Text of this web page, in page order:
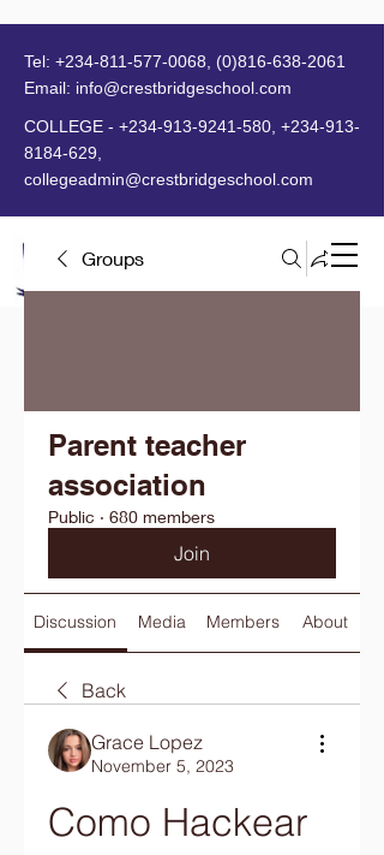
MENU
Tel: +234-811-577-0068
(0)816-638-2061
Email: info@crestbridgeschool.com
COLLEGE - +234-913-9241-580 +234-913-
8184-629
collegeadmin@crestbridgeschool.com
Groups
Parent teacher
association
Public · 680 members
Join
Discussion Media Members About
Back
Grace Lopez
November 5, 2023
Como Hackear